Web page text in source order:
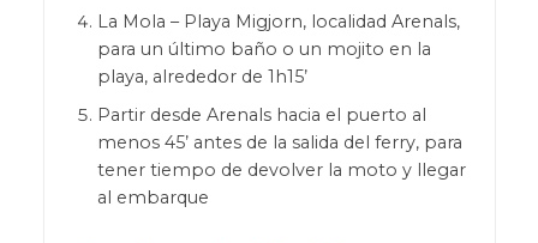
La Mola – Playa Migjorn, localidad Arenals,
para un último baño o un mojito en la
playa, alrededor de 1h15’
Partir desde Arenals hacia el puerto al
menos 45’ antes de la salida del ferry, para
tener tiempo de devolver la moto y llegar
al embarque